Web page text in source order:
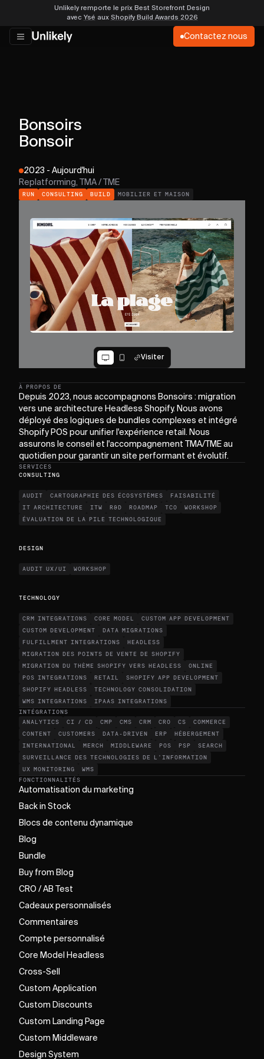
Unlikely remporte le prix Best Storefront Design
avec Ysé aux Shopify Build Awards 2026
Contactez nous
Bonsoirs
Bonsoir
2023 - Aujourd'hui
Replatforming, TMA / TME
RUN CONSULTING BUILD MOBILIER ET MAISON
Visiter
À PROPOS DE
Depuis 2023, nous accompagnons Bonsoirs : migration
vers une architecture Headless Shopify. Nous avons
déployé des logiques de bundles complexes et intégré
Shopify POS pour unifier l'expérience retail. Nous
assurons le conseil et l'accompagnement TMA/TME au
quotidien pour garantir un site performant et évolutif.
SERVICES
CONSULTING
AUDIT CARTOGRAPHIE DES ÉCOSYSTÈMES
FAISABILITÉ
IT ARCHITECTURE
ITW R&D ROADMAP TCO
WORKSHOP
ÉVALUATION DE LA PILE TECHNOLOGIQUE
DESIGN
AUDIT UX/UI WORKSHOP
TECHNOLOGY
CRM INTEGRATIONS CORE MODEL
CUSTOM APP DEVELOPMENT
CUSTOM DEVELOPMENT
DATA MIGRATIONS
FULFILLMENT INTEGRATIONS
HEADLESS
MIGRATION DES POINTS DE VENTE DE SHOPIFY
MIGRATION DU THÈME SHOPIFY VERS HEADLESS
ONLINE
POS INTEGRATIONS
RETAIL
SHOPIFY APP DEVELOPMENT
SHOPIFY HEADLESS
TECHNOLOGY CONSOLIDATION
WMS INTEGRATIONS
IPAAS INTEGRATIONS
INTÉGRATIONS
ANALYTICS
CI / CD CMP CMS CRM CRO CS
COMMERCE
CONTENT
CUSTOMERS DATA-DRIVEN ERP
HÉBERGEMENT
INTERNATIONAL
MERCH MIDDLEWARE POS PSP
SEARCH
SURVEILLANCE DES TECHNOLOGIES DE L'INFORMATION
UX MONITORING
WMS
FONCTIONNALITÉS
Automatisation du marketing
Back in Stock
Blocs de contenu dynamique
Blog
Bundle
Buy from Blog
CRO / AB Test
Cadeaux personnalisés
Commentaires
Compte personnalisé
Core Model Headless
Cross-Sell
Custom Application
Custom Discounts
Custom Landing Page
Custom Middleware
Design System